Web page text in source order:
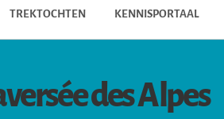
TREKTOCHTEN KENNISPORTAAL
des Alpes